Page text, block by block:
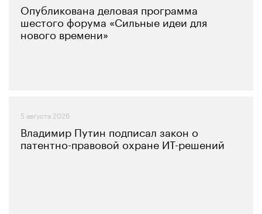
Опубликована деловая программа
шестого форума «Сильные идеи для
нового времени»
5 августа 2026
Владимир Путин подписал закон о
патентно-правовой охране ИТ-решений